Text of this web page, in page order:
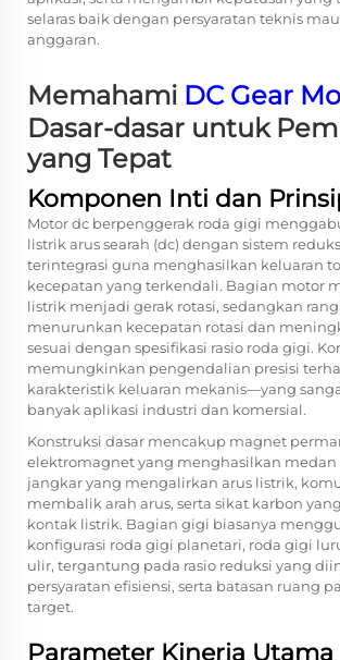
selaras baik dengan persyaratan teknis
anggaran.
Memahami DC Gear
Dasar-dasar untuk
yang Tepat
Komponen Inti dan
Motor dc berpenggerak roda gigi
listrik arus searah (dc) dengan sistem
terintegrasi guna menghasilkan keluaran
kecepatan yang terkendali. Bagian motor
listrik menjadi gerak rotasi, sedangkan
menurunkan kecepatan rotasi dan
sesuai dengan spesifikasi rasio roda gigi.
memungkinkan pengendalian presisi
karakteristik keluaran mekanis—yang
banyak aplikasi industri dan komersial.
Konstruksi dasar mencakup magnet
elektromagnet yang menghasilkan
jangkar yang mengalirkan arus listrik,
membalik arah arus, serta sikat karbon
kontak listrik. Bagian gigi biasanya
konfigurasi roda gigi planetari, roda gigi
ulir, tergantung pada rasio reduksi yang
persyaratan efisiensi, serta batasan ruang
target.
Parameter Kinerja Utama